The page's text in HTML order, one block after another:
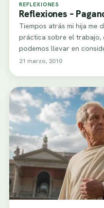
REFLEXIONES
Reflexiones –
Tiempos atrás mi hija me
práctica sobre el trabajo,
podemos llevar en
21 marzo, 2010